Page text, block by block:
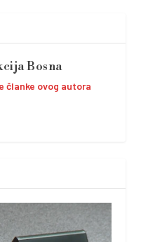
Bosna
članke ovog autora